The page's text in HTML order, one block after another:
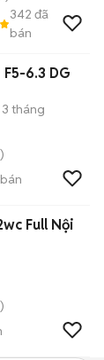
342 đã
bán
6.3 DG
3 tháng
Full Nội